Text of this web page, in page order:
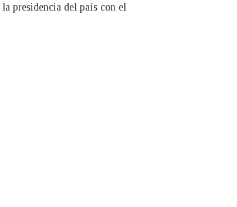
presidencia del país con el